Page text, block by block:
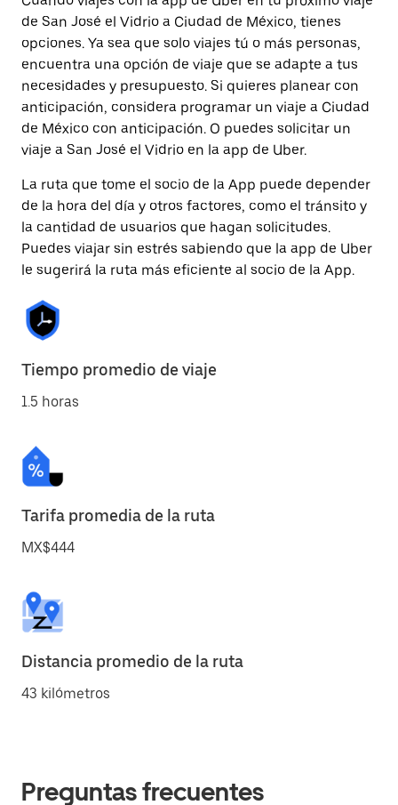
de San José el Vidrio a Ciudad de México, tienes
opciones. Ya sea que solo viajes tú o más personas,
encuentra una opción de viaje que se adapte a tus
necesidades y presupuesto. Si quieres planear con
anticipación, considera programar un viaje a Ciudad
de México con anticipación. O puedes solicitar un
viaje a San José el Vidrio en la app de Uber.
La ruta que tome el socio de la App puede depender
de la hora del día y otros factores, como el tránsito y
la cantidad de usuarios que hagan solicitudes.
Puedes viajar sin estrés sabiendo que la app de Uber
le sugerirá la ruta más eficiente al socio de la App.
Tiempo promedio de viaje
1.5 horas
Tarifa promedia de la ruta
MX$444
Distancia promedio de la ruta
43 kilómetros
Preguntas frecuentes